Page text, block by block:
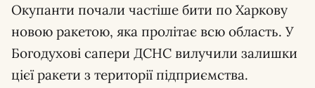
Окупанти почали частіше бити по Харкову
новою ракетою, яка пролітає всю область. У
Богодухові сапери ДСНС вилучили залишки
цієї ракети з території підприємства.